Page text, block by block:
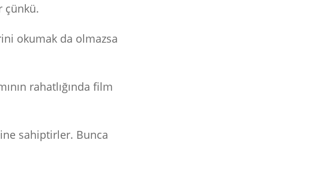
çünkü.
okumak da olmazsa
rahatlığında film
sahiptirler. Bunca